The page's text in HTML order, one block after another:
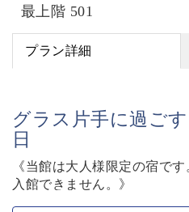
最上階 501
プラン詳細
グラス片手に過ご
日
《当館は大人様限定の宿で
入館できません。》